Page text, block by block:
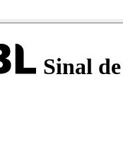
Sinal de